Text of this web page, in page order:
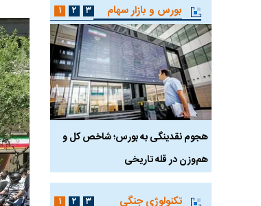
بورس و بازار سهام
هجوم نقدینگی به بورس؛ شاخص کل و
هم‌وزن در قله تاریخی
بورس
۱ ۲ ۳
تکنولوژی جنگی ۱ ۲ ۳